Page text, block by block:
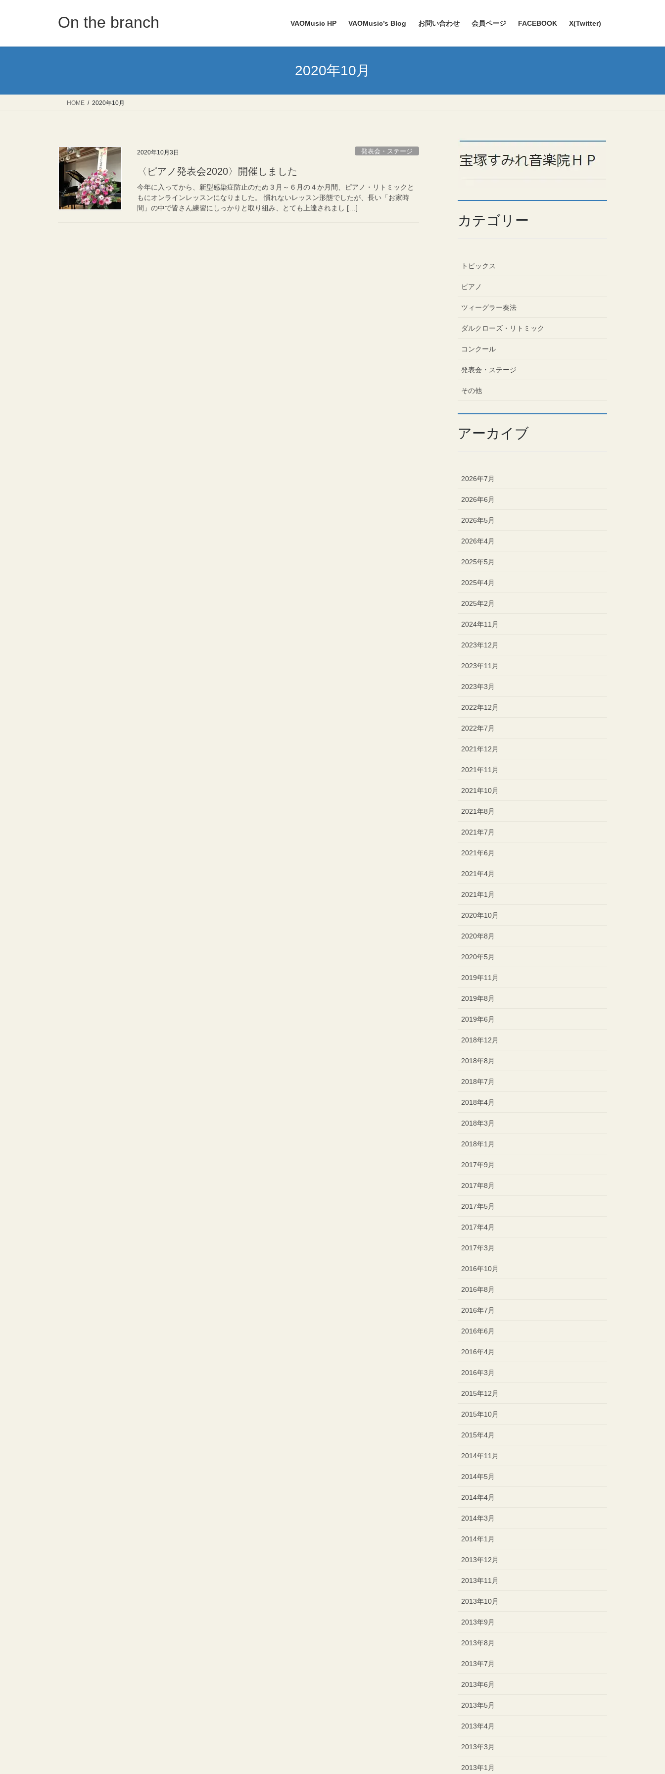
On the branch VAOMusic HP VAOMusic’s Blog お問い合わせ 会員ページ FACEBOOK X(Twitter)
2020年10月
HOME 2020年10月
2020年10月3日 発表会・ステージ
〈ピアノ発表会2020〉開催しました
今年に入ってから、新型感染症防止のため３月～６月の４か月間、ピアノ・リトミックと
もにオンラインレッスンになりました。 慣れないレッスン形態でしたが、長い「お家時
間」の中で皆さん練習にしっかりと取り組み、とても上達されまし […]
カテゴリー
トピックス
ピアノ
ツィーグラー奏法
ダルクローズ・リトミック
コンクール
発表会・ステージ
その他
アーカイブ
2026年7月
2026年6月
2026年5月
2026年4月
2025年5月
2025年4月
2025年2月
2024年11月
2023年12月
2023年11月
2023年3月
2022年12月
2022年7月
2021年12月
2021年11月
2021年10月
2021年8月
2021年7月
2021年6月
2021年4月
2021年1月
2020年10月
2020年8月
2020年5月
2019年11月
2019年8月
2019年6月
2018年12月
2018年8月
2018年7月
2018年4月
2018年3月
2018年1月
2017年9月
2017年8月
2017年5月
2017年4月
2017年3月
2016年10月
2016年8月
2016年7月
2016年6月
2016年4月
2016年3月
2015年12月
2015年10月
2015年4月
2014年11月
2014年5月
2014年4月
2014年3月
2014年1月
2013年12月
2013年11月
2013年10月
2013年9月
2013年8月
2013年7月
2013年6月
2013年5月
2013年4月
2013年3月
2013年1月